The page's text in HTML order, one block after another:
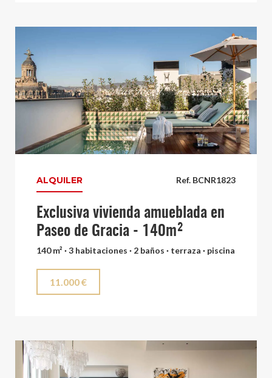
Ref. BCNR1823
ALQUILER
Exclusiva vivienda amueblada en
Paseo de Gracia - 140m²
140 m² · 3 habitaciones · 2 baños · terraza · piscina
11.000 €